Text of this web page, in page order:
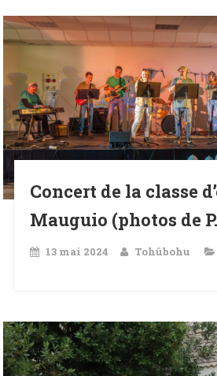
Concert de la classe
Mauguio (photos de
13 mai 2024 Tohûbohu